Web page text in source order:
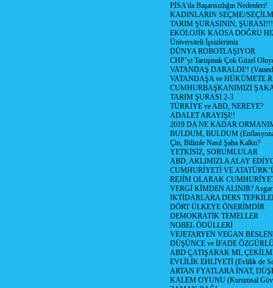
PİSA'da Başarısızlığın Nedenleri!
KADINLARIN SEÇME//
TARIM ŞURASININ, ŞURASI!!!
EKOLOJİK KAOSA DOĞRU
Üniversiteli İşsizlerimiz
DÜNYA ROBOTLAŞIYOR
CHP’yi Tartışmak Çok Güzel
VATANDAŞ DARALDI!!
VATANDAŞA ve HÜKÜMETE
CUMHURBAŞKANIMIZI
TARIM ŞURASI 2-3
TÜRKİYE ve ABD, NEREYE?
ADALET ARAYIŞI!!
2019 DA NE KADAR
BULDUM, BULDUM
Çin, Bilimle Nasıl Şaha Kalktı?
YETKİSİZ, SORUMLULAR
ABD, AKLIMIZLA ALAY
CUMHURİYETİ VE
REJİM OLARAK
VERGİ KİMDEN ALINIR?
İKTİDARLARA DERS
DÖRT ÜLKEYE ÖNERİMDİR
DEMOKRATİK TEMELLER
NOBEL ÖDÜLLERİ
VEJETARYEN VEGAN
DÜŞÜNCE ve İFADE
ABD ÇATIŞARAK MI,
EVLİLİK EHLİYETİ (Evlilik de
ARTAN FYATLARA İNAT,
KALEM OYUNU (Kurumsal